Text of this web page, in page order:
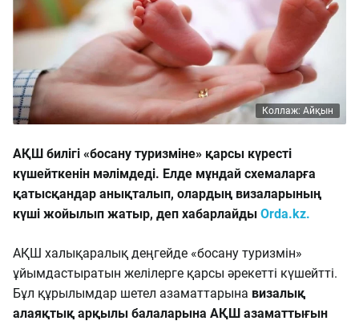
Коллаж: Айқын
АҚШ билігі «босану туризміне» қарсы күресті
күшейткенін мәлімдеді. Елде мұндай схемаларға
қатысқандар анықталып, олардың визаларының
күші жойылып жатыр, деп хабарлайды Orda.kz.
АҚШ халықаралық деңгейде «босану туризмін»
ұйымдастыратын желілерге қарсы әрекетті күшейтті.
Бұл құрылымдар шетел азаматтарына визалық
алаяқтық арқылы балаларына АҚШ азаматтығын